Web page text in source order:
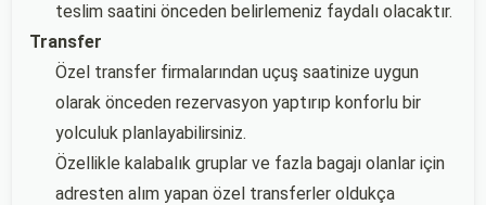
teslim saatini önceden belirlemeniz faydalı olacaktır.
Transfer
Özel transfer firmalarından uçuş saatinize uygun
olarak önceden rezervasyon yaptırıp konforlu bir
yolculuk planlayabilirsiniz.
Özellikle kalabalık gruplar ve fazla bagajı olanlar için
adresten alım yapan özel transferler oldukça